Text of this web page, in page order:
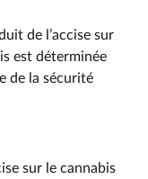
de l’accise sur
est déterminée
de la sécurité
sur le cannabis